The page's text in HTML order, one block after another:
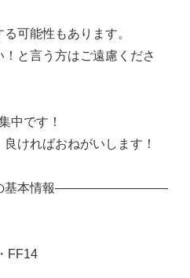
可能性もあります。
と言う方はご遠慮くださ
中です！
ければおねがいします！
基本情報—————————
FF14